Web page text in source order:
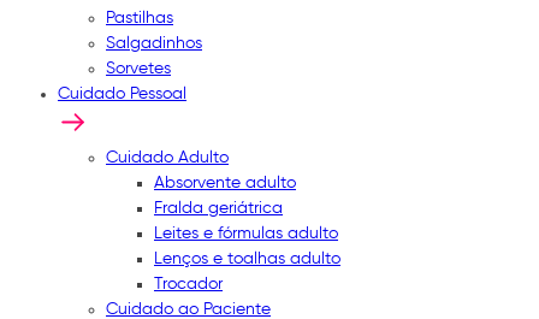
Pastilhas
Salgadinhos
Sorvetes
Cuidado Pessoal
Cuidado Adulto
Absorvente adulto
Fralda geriátrica
Leites e fórmulas adulto
Lenços e toalhas adulto
Trocador
Cuidado ao Paciente